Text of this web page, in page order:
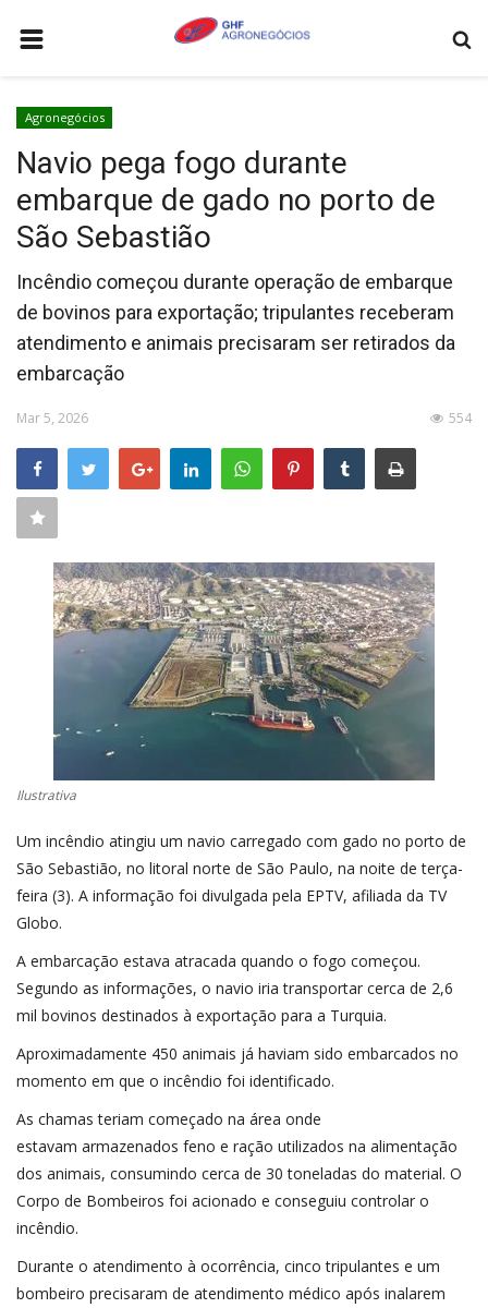
AGRONEGÓCIOS
LEILÕES
FEIRAS E EVENTOS
COTAÇÕES
COMO ANUNCIAR
COLUNISTA
QUEM SOMOS
CONTATO
CONECTE-SE
Agronegócios
Navio pega fogo durante
embarque de gado no porto de
São Sebastião
Incêndio começou durante operação de embarque
de bovinos para exportação; tripulantes receberam
atendimento e animais precisaram ser retirados da
embarcação
Mar 5, 2026 554
Ilustrativa
Um incêndio atingiu um navio carregado com gado no porto de
São Sebastião, no litoral norte de São Paulo, na noite de terça-
feira (3). A informação foi divulgada pela EPTV, afiliada da TV
Globo.
A embarcação estava atracada quando o fogo começou.
Segundo as informações, o navio iria transportar cerca de 2,6
mil bovinos destinados à exportação para a Turquia.
Aproximadamente 450 animais já haviam sido embarcados no
momento em que o incêndio foi identificado.
As chamas teriam começado na área onde
estavam armazenados feno e ração utilizados na alimentação
dos animais, consumindo cerca de 30 toneladas do material. O
Corpo de Bombeiros foi acionado e conseguiu controlar o
incêndio.
Durante o atendimento à ocorrência, cinco tripulantes e um
bombeiro precisaram de atendimento médico após inalarem